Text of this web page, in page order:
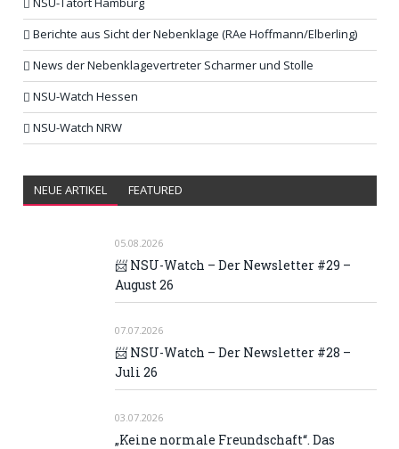
Berichte aus Sicht der Nebenklage (RAe Hoffmann/Elberling)
News der Nebenklagevertreter Scharmer und Stolle
NSU-Watch Hessen
NSU-Watch NRW
NEUE ARTIKEL FEATURED
05.08.2026
📨 NSU-Watch – Der Newsletter #29 –
August 26
07.07.2026
📨 NSU-Watch – Der Newsletter #28 –
Juli 26
03.07.2026
„Keine normale Freundschaft“. Das